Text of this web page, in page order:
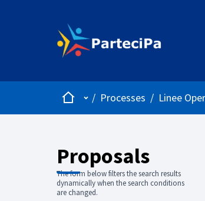
HomeMain menu
/ Processes / Linee
Proposals
The form below filters the search results
dynamically when the search conditions
are changed.